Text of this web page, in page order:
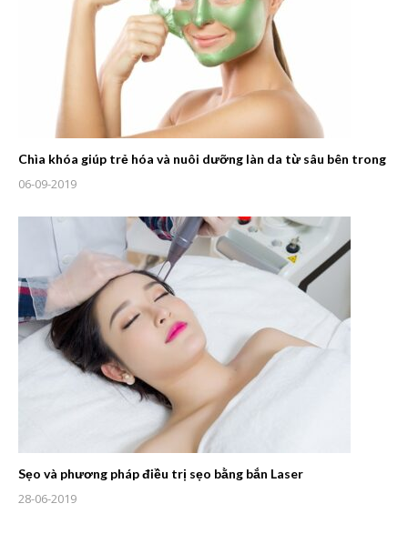
Chìa khóa giúp trẻ hóa và nuôi dưỡng làn da từ sâu bên trong
06-09-2019
Sẹo và phương pháp điều trị sẹo bằng bắn Laser
28-06-2019